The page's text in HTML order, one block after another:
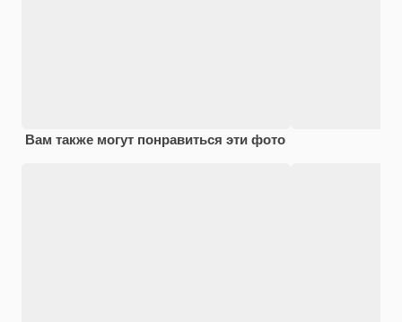
Вам также могут понравиться эти фото